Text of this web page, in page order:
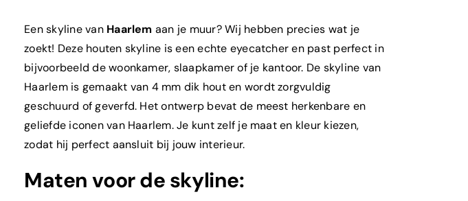
Een skyline van Haarlem aan je muur? Wij hebben precies wat je
zoekt! Deze houten skyline is een echte eyecatcher en past perfect in
bijvoorbeeld de woonkamer, slaapkamer of je kantoor. De skyline van
Haarlem is gemaakt van 4 mm dik hout en wordt zorgvuldig
geschuurd of geverfd. Het ontwerp bevat de meest herkenbare en
geliefde iconen van Haarlem. Je kunt zelf je maat en kleur kiezen,
zodat hij perfect aansluit bij jouw interieur.
Maten voor de skyline: